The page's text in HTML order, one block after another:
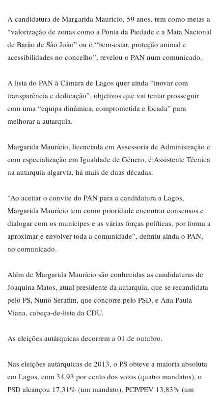
A candidatura de Margarida Maurício, 59 anos, tem como metas a
“valorização de zonas como a Ponta da Piedade e a Mata Nacional
de Barão de São João” ou o “bem-estar, proteção animal e
acessibilidades no concelho”, revelou o PAN num comunicado.
A lista do PAN à Câmara de Lagos quer ainda “inovar com
transparência e dedicação”, objetivos que vai tentar prosseguir
com uma “equipa dinâmica, comprometida e focada” para
melhorar a autarquia.
Margarida Maurício, licenciada em Assessoria de Administração e
com especialização em Igualdade de Género, é Assistente Técnica
na autarquia algarvia, há mais de duas décadas.
“Ao aceitar o convite do PAN para a candidatura a Lagos,
Margarida Maurício tem como prioridade encontrar consensos e
dialogar com os munícipes e as várias forças políticas, por forma a
aproximar e envolver toda a comunidade”, definiu ainda o PAN,
no comunicado.
Além de Margarida Maurício são conhecidas as candidaturas de
Joaquina Matos, atual presidente da autarquia, que se recandidata
pelo PS, Nuno Serafim, que concorre pelo PSD, e Ana Paula
Viana, cabeça-de-lista da CDU.
As eleições autárquicas decorrem a 01 de outubro.
Nas eleições autárquicas de 2013, o PS obteve a maioria absoluta
em Lagos, com 34,93 por cento dos votos (quatro mandatos), o
PSD alcançou 17,31% (um mandato), PCP/PEV 13,83% (um